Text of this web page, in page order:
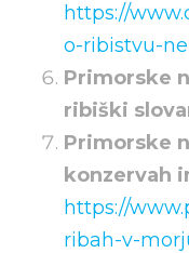
https://
o-ribistvu-
Primorske
ribiški
Primorske
konzervah
https://
ribah-v-